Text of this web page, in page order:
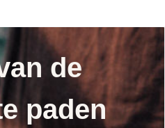
de
paden